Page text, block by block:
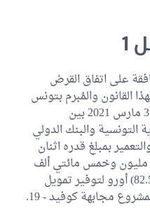
1
على اتفاق القرض
القانون والمُبرم بتونس
بتاريخ 31 مارس 2021 بين
التونسية والبنك الدولي
بمبلغ قدره اثنان
مليون وخمس مائتي ألف
(82.500.000) أورو لتوفير تمويل
مجابهة كوفيد - 19.